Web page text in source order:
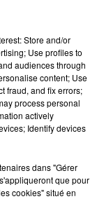
Store and/or
Use profiles to
audiences through
content; Use
fraud, and fix errors;
process personal
actively
Identify devices
dans "Gérer
que pour
cookies" situé en